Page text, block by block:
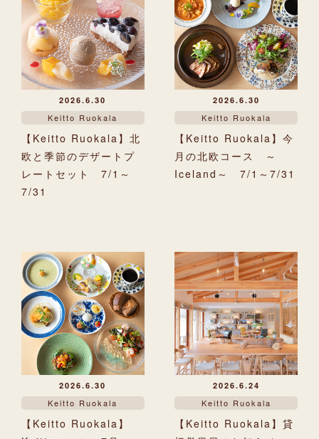
2026.6.30
Keitto Ruokala
【Keitto Ruokala】北
欧と季節のデザートプ
レートセット 7/1～
7/31
2026.6.30
Keitto Ruokala
【Keitto Ruokala】今
月の北欧コース ～
Iceland～ 7/1～7/31
2026.6.30
Keitto Ruokala
【Keitto Ruokala】
2026.6.24
Keitto Ruokala
【Keitto Ruokala】貸